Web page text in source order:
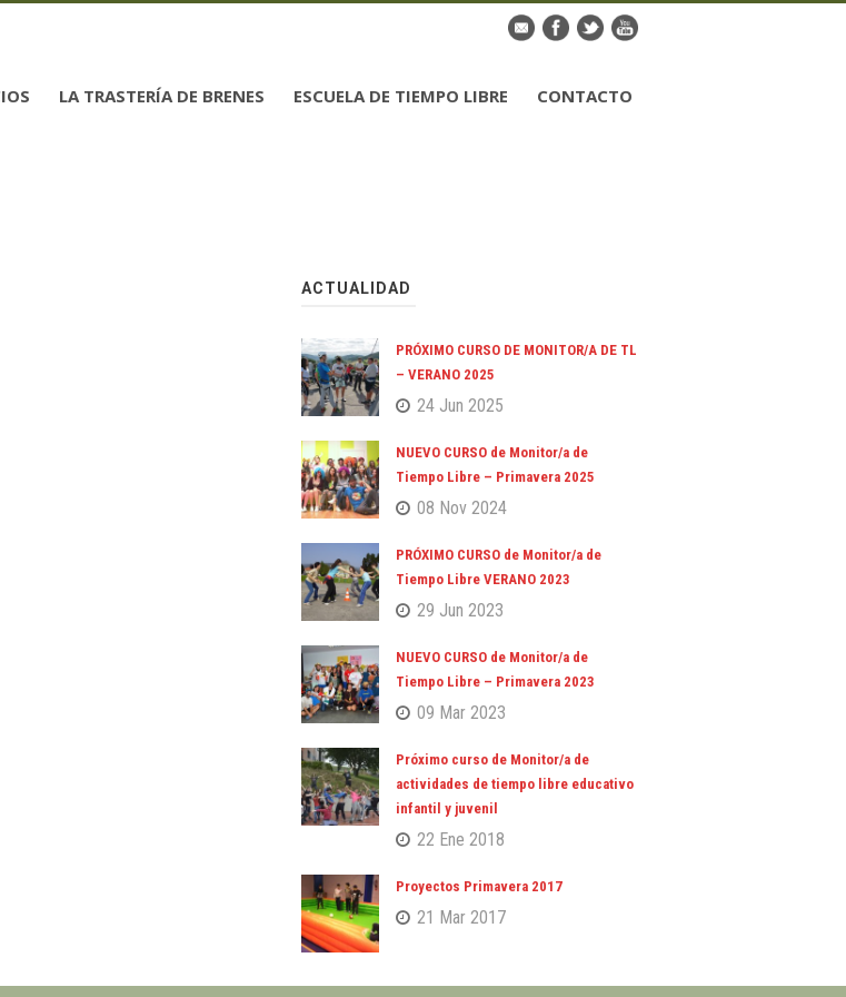
LA TRASTERÍA DE BRENES ESCUELA DE TIEMPO LIBRE CONTACTO
ACTUALIDAD
PRÓXIMO CURSO DE MONITOR/A DE TL
– VERANO 2025
24 Jun 2025
NUEVO CURSO de Monitor/a de
Tiempo Libre – Primavera 2025
08 Nov 2024
PRÓXIMO CURSO de Monitor/a de
Tiempo Libre VERANO 2023
29 Jun 2023
NUEVO CURSO de Monitor/a de
Tiempo Libre – Primavera 2023
09 Mar 2023
Próximo curso de Monitor/a de
actividades de tiempo libre educativo
infantil y juvenil
22 Ene 2018
Proyectos Primavera 2017
21 Mar 2017